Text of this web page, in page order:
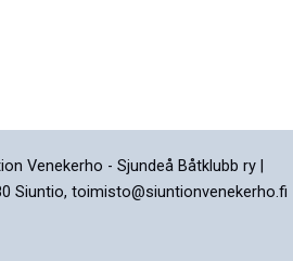
Venekerho - Sjundeå Båtklubb ry |
Siuntio, toimisto@siuntionvenekerho.fi